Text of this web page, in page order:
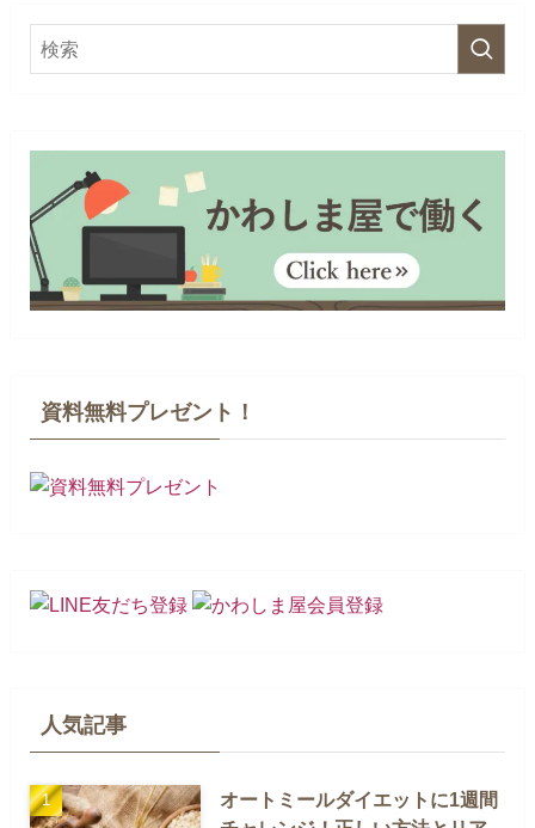
資料無料プレゼント！
人気記事
オートミールダイエットに1週間